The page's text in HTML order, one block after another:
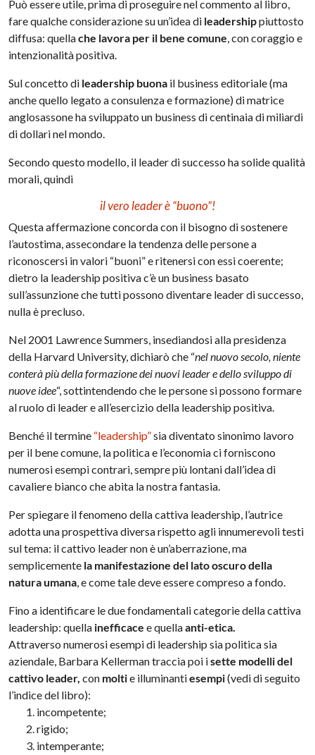
Può essere utile, prima di proseguire nel commento al libro,
fare qualche considerazione su un’idea di leadershippiuttosto
diffusa: quellache lavora per il bene comune, con coraggio e
intenzionalità positiva.
Sul concetto di leadership buona il business editoriale (ma
anche quello legato a consulenza e formazione) di matrice
anglosassone ha sviluppato un business di centinaia di miliardi
di dollari nel mondo.
Secondo questo modello, il leader di successo ha solide qualità
morali, quindi
il vero leader è “buono”!
Questa affermazione concorda con il bisogno di sostenere
l’autostima, assecondare la tendenza delle persone a
riconoscersi in valori “buoni” e ritenersi con essi coerente;
dietro la leadership positiva c’è un business basato
sull’assunzione che tutti possono diventare leader di successo,
nulla è precluso.
Nel 2001 Lawrence Summers, insediandosi alla presidenza
della Harvard University, dichiarò che “nel nuovo secolo, niente
conterà più della formazione dei nuovi leader e dello sviluppo di
nuove idee“, sottintendendo che le persone si possono formare
al ruolo di leader e all’esercizio della leadership positiva.
Benché il termine “leadership”sia diventato sinonimo lavoro
per il bene comune, la politica e l’economia ci forniscono
numerosi esempi contrari, sempre più lontani dall’idea di
cavaliere bianco che abita la nostra fantasia.
Per spiegare il fenomeno della cattiva leadership, l’autrice
adotta una prospettiva diversa rispetto agli innumerevoli testi
sul tema: il cattivo leader non è un’aberrazione, ma
semplicemente la manifestazione del lato oscuro della
natura umana, e come tale deve essere compreso a fondo.
Fino a identificare le due fondamentali categorie della cattiva
leadership: quella inefficace e quellaanti-etica.
Attraverso numerosi esempi di leadership sia politica sia
aziendale, Barbara Kellerman traccia poi isette modelli del
cattivo leader,con moltie illuminantiesempi(vedi di seguito
l’indice del libro):
incompetente;
rigido;
intemperante;